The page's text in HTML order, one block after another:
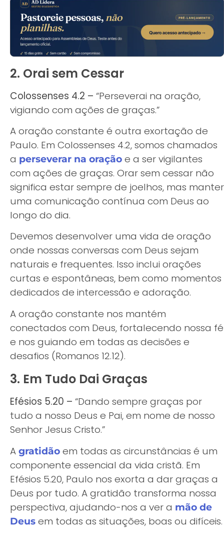
2. Orai sem Cessar
Colossenses 4.2 – “Perseverai na oração,
vigiando com ações de graças.”
A oração constante é outra exortação de
Paulo. Em Colossenses 4.2, somos chamados
a perseverar na oração e a ser vigilantes
com ações de graças. Orar sem cessar não
significa estar sempre de joelhos, mas manter
uma comunicação contínua com Deus ao
longo do dia.
Devemos desenvolver uma vida de oração
onde nossas conversas com Deus sejam
naturais e frequentes. Isso inclui orações
curtas e espontâneas, bem como momentos
dedicados de intercessão e adoração.
A oração constante nos mantém
conectados com Deus, fortalecendo nossa fé
e nos guiando em todas as decisões e
desafios (Romanos 12.12).
3. Em Tudo Dai Graças
Efésios 5.20 – “Dando sempre graças por
tudo a nosso Deus e Pai, em nome de nosso
Senhor Jesus Cristo.”
A gratidão em todas as circunstâncias é um
componente essencial da vida cristã. Em
Efésios 5.20, Paulo nos exorta a dar graças a
Deus por tudo. A gratidão transforma nossa
perspectiva, ajudando-nos a ver a mão de
Deus em todas as situações, boas ou difíceis.